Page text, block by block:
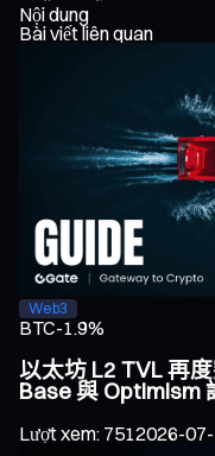
Nội dung
Bài viết liên quan
Web3
BTC-1.9%
以太坊 L2 TVL 再
Base 與 Optimism
Lượt xem: 7512026-